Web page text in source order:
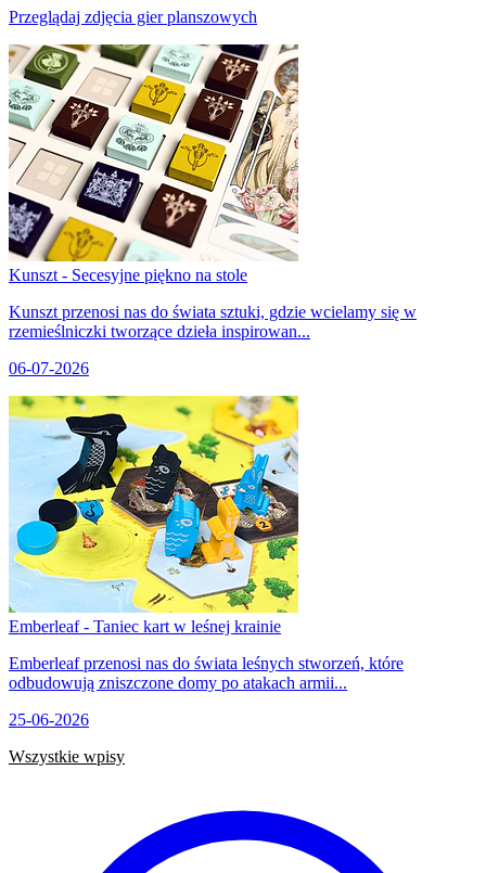
Przeglądaj zdjęcia gier planszowych
Kunszt - Secesyjne piękno na stole
Kunszt przenosi nas do świata sztuki, gdzie wcielamy się w
rzemieślniczki tworzące dzieła inspirowan...
06-07-2026
Emberleaf - Taniec kart w leśnej krainie
Emberleaf przenosi nas do świata leśnych stworzeń, które
odbudowują zniszczone domy po atakach armii...
25-06-2026
Wszystkie wpisy